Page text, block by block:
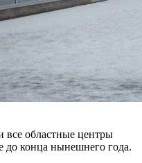
все областные центры
до конца нынешнего года.